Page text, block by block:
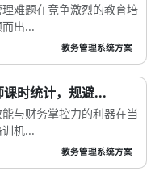
难题在竞争激烈的教育培
出...
教务管理系统方案
时统计，规避...
与财务掌控力的利器在当
机...
教务管理系统方案